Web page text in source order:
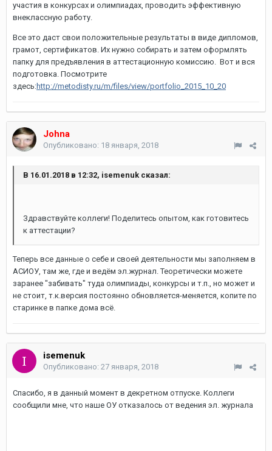
участия в конкурсах и олимпиадах, проводить эффективную
внеклассную работу.
Все это даст свои положительные результаты в виде дипломов,
грамот, сертификатов. Их нужно собирать и затем оформлять
папку для предъявления в аттестационную комиссию. Вот и вся
подготовка. Посмотрите
здесь:http://metodisty.ru/m/files/view/portfolio_2015_10_20
Johna
Опубликовано: 18 января, 2018
В 16.01.2018 в 12:32, isemenuk сказал:
Здравствуйте коллеги! Поделитесь опытом, как готовитесь
к аттестации?
Теперь все данные о себе и своей деятельности мы заполняем в
АСИОУ, там же, где и ведём эл.журнал. Теоретически можете
заранее "забивать" туда олимпиады, конкурсы и т.п., но может и
не стоит, т.к.версия постоянно обновляется-меняется, копите по
старинке в папке дома всё.
isemenuk
Опубликовано: 27 января, 2018
Спасибо, я в данный момент в декретном отпуске. Коллеги
сообщили мне, что наше ОУ отказалось от ведения эл. журнала